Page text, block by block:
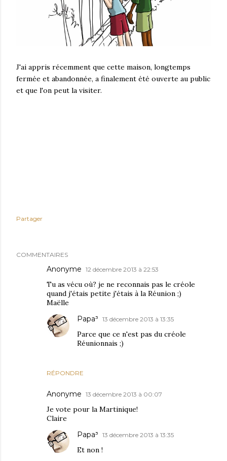
J'ai appris récemment que cette maison, longtemps
fermée et abandonnée, a finalement été ouverte au public
et que l'on peut la visiter.
Partager
COMMENTAIRES
Anonyme 12 décembre 2013 à 22:53
Tu as vécu où? je ne reconnais pas le créole
quand j'étais petite j'étais à la Réunion ;)
Maëlle
RÉPONDRE
Papa³ 13 décembre 2013 à 13:35
Parce que ce n'est pas du créole
Réunionnais ;)
Anonyme 13 décembre 2013 à 00:07
Je vote pour la Martinique!
Claire
Papa³ 13 décembre 2013 à 13:35
Et non !